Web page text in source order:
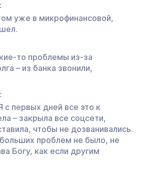
уже в микрофинансовой,
то проблемы из-за
– из банка звонили,
с первых дней все это к
– закрыла все соцсети,
чтобы не дозванивались.
проблем не было, не
Богу, как если другим